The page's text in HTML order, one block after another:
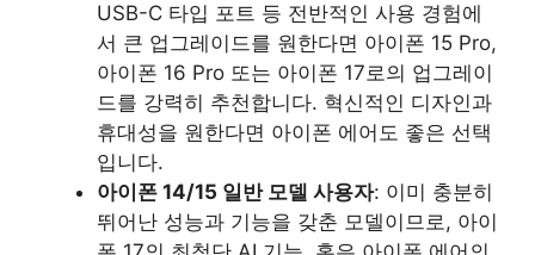
USB-C 타입 포트 등 전반적인 사용 경험에
서 큰 업그레이드를 원한다면 아이폰 15 Pro,
아이폰 16 Pro 또는 아이폰 17로의 업그레이
드를 강력히 추천합니다. 혁신적인 디자인과
휴대성을 원한다면 아이폰 에어도 좋은 선택
입니다.
아이폰 14/15 일반 모델 사용자: 이미 충분히
뛰어난 성능과 기능을 갖춘 모델이므로, 아이